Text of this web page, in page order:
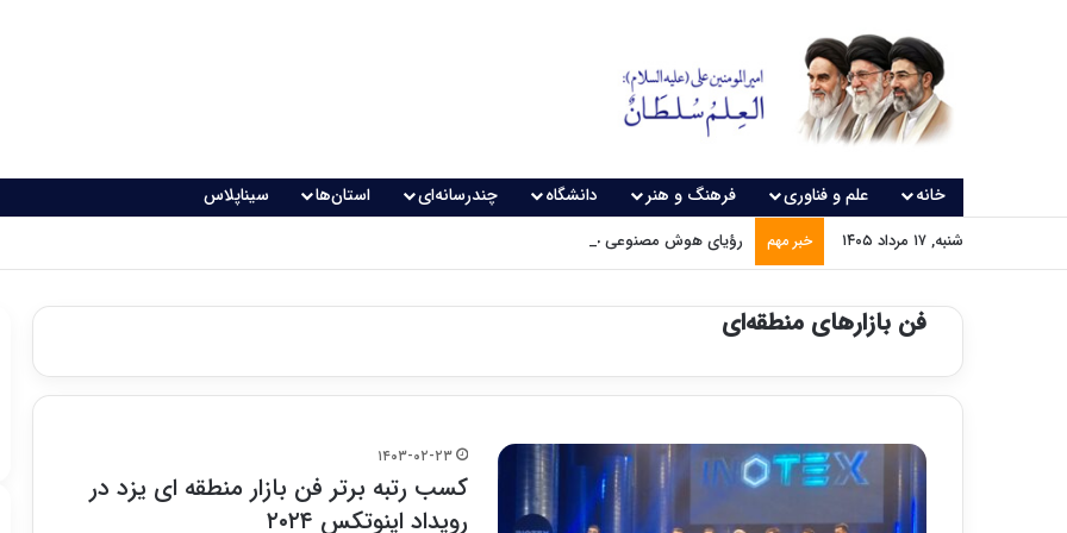
خانه علم و فناوری فرهنگ و هنر دانشگاه چندرسانه‌ای استان‌ها سیناپلاس
شنبه, ۱۷ مرداد ۱۴۰۵ خبر مهم رؤیای هوش مصنوعی چه زمانی واقعی می‌شود؟
فن بازارهای منطقه‌ای
۱۴۰۳-۰۲-۲۳
کسب رتبه برتر فن بازار منطقه ای یزد در
رویداد اینوتکس ۲۰۲۴